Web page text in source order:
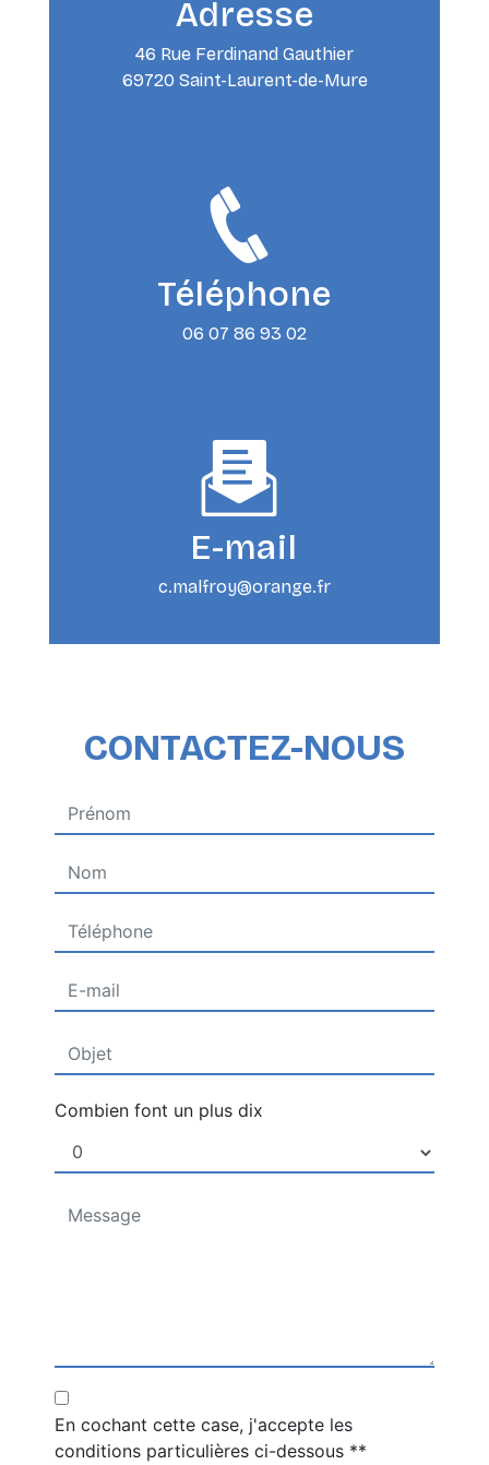
Adresse
46 Rue Ferdinand Gauthier
69720 Saint-Laurent-de-Mure
Téléphone
06 07 86 93 02
E-mail
c.malfroy@orange.fr
CONTACTEZ-NOUS
Combien font un plus dix
En cochant cette case, j'accepte les
conditions particulières ci-dessous **